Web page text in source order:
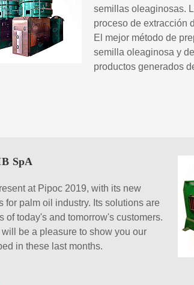
semillas oleaginosas.
proceso de extracción
El mejor método de
semilla oleaginosa y
productos generados
SpA
at Pipoc 2019, with its new
for palm oil industry. Its solutions are
of today's and tomorrow's customers.
be a pleasure to show you our
in these last months.